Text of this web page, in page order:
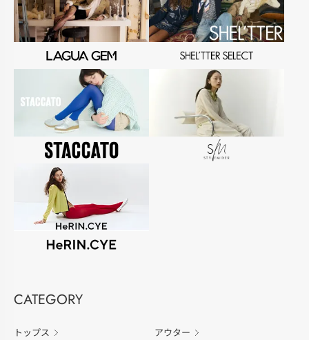
CATEGORY
トップス アウター